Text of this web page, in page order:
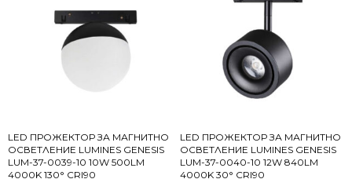
LED ПРОЖЕКТОР ЗА МАГНИТНО
ОСВЕТЛЕНИЕ LUMINES GENESIS
LUM-37-0039-10 10W 500LM
4000K 130° CRI90
LED ПРОЖЕКТОР ЗА МАГНИТНО
ОСВЕТЛЕНИЕ LUMINES GENESIS
LUM-37-0040-10 12W 840LM
4000K 30° CRI90